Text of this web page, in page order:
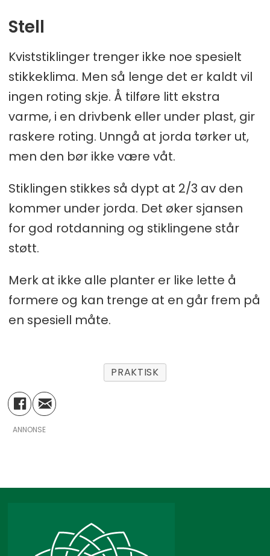
Stell
Kviststiklinger trenger ikke noe spesielt
stikkeklima. Men så lenge det er kaldt vil
ingen roting skje. Å tilføre litt ekstra
varme, i en drivbenk eller under plast, gir
raskere roting. Unngå at jorda tørker ut,
men den bør ikke være våt.
Stiklingen stikkes så dypt at 2/3 av den
kommer under jorda. Det øker sjansen
for god rotdanning og stiklingene står
støtt.
Merk at ikke alle planter er like lette å
formere og kan trenge at en går frem på
en spesiell måte.
PRAKTISK
ANNONSE